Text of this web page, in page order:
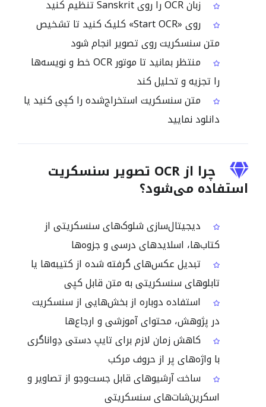
زبان OCR را روی Sanskrit تنظیم کنید
روی «Start OCR» کلیک کنید تا تشخیص
متن سنسکریت روی تصویر انجام شود
منتظر بمانید تا موتور OCR خط و نویسه‌ها
را تجزیه و تحلیل کند
متن سنسکریت استخراج‌شده را کپی کنید یا
دانلود نمایید
چرا از OCR تصویر سنسکریت
استفاده می‌شود؟
دیجیتال‌سازی شلوک‌های سنسکریتی از
کتاب‌ها، اسلایدهای درسی و جزوه‌ها
تبدیل عکس‌های گرفته شده از کتیبه‌ها یا
تابلوهای سنسکریتی به متن قابل کپی
استفاده دوباره از بخش‌هایی از سنسکریت
در پژوهش، محتوای آموزشی و ارجاع‌ها
کاهش زمان لازم برای تایپ دستی دِواناگری
با واژه‌های پر از حروف مرکب
ساخت آرشیوهای قابل جست‌وجو از تصاویر و
اسکرین‌شات‌های سنسکریتی